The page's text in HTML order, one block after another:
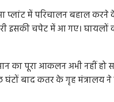
प्लांट में परिचालन बहाल
इसकी चपेट में आ गए। घायलों
का पूरा आकलन अभी नहीं
बाद कतर के गृह मंत्रालय